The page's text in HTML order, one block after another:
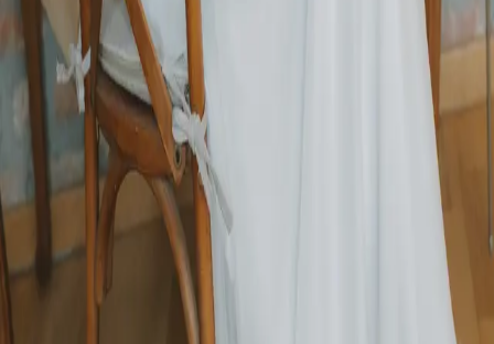
Contact
Email
Timișoara, România
Locații
Servicii
Despre